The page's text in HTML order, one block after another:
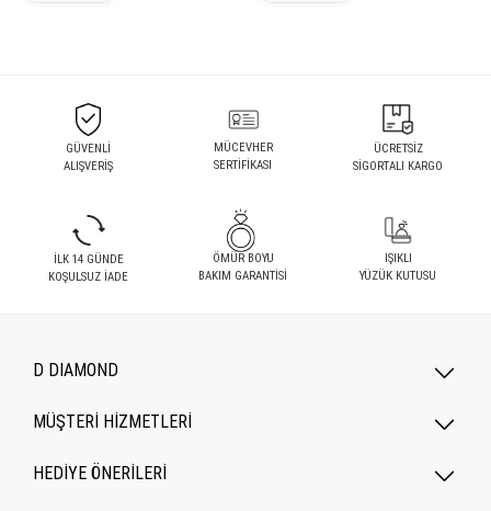
GÜVENLİ
ALIŞVERİŞ
MÜCEVHER
SERTİFİKASI
ÜCRETSİZ
SİGORTALI KARGO
İLK 14 GÜNDE
KOŞULSUZ İADE
ÖMÜR BOYU
BAKIM GARANTİSİ
IŞIKLI
YÜZÜK KUTUSU
D DIAMOND
MÜŞTERİ HİZMETLERİ
HEDİYE ÖNERİLERİ